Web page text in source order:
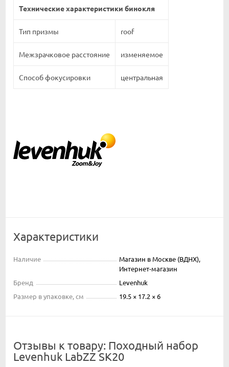
Технические характеристики бинокля
Тип призмы roof
Межзрачковое расстояние изменяемое
Способ фокусировки центральная
Характеристики
Наличие
Магазин в Москве (ВДНХ),
Интернет-магазин
Бренд
Levenhuk
Размер в упаковке, см
19.5 × 17.2 × 6
Отзывы к товару: Походный набор
Levenhuk LabZZ SK20